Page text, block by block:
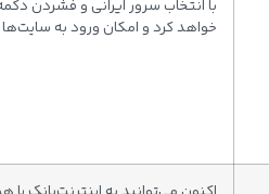
با انتخاب سرور ایرانی و فشردن
خواهد کرد و امکان ورود به